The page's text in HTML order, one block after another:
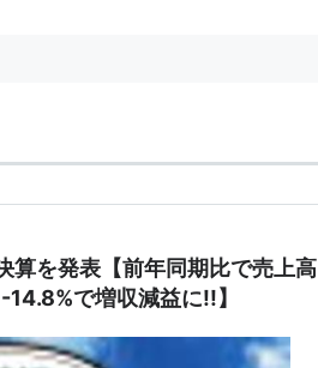
を発表【前年同期比で売上高
で増収減益に!!】